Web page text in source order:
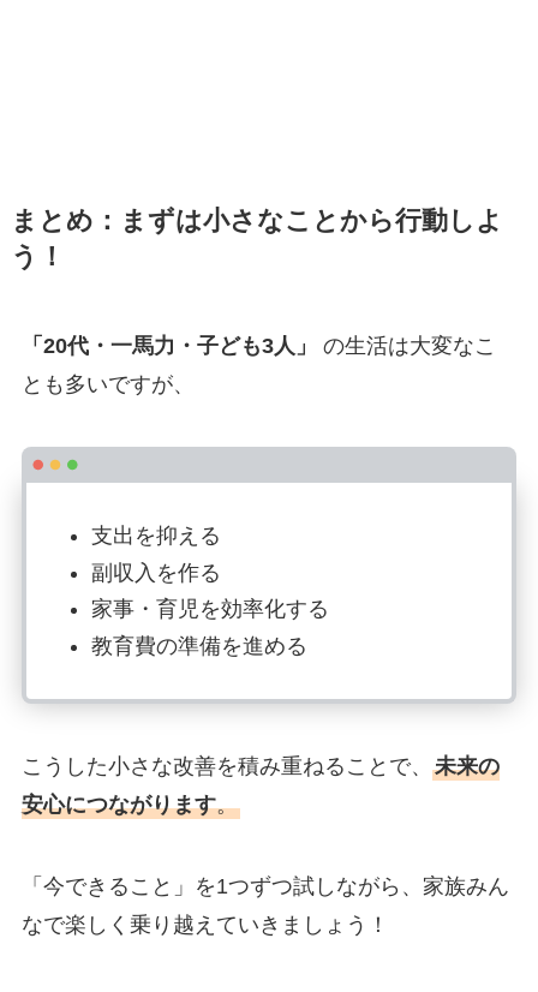
まとめ：まずは小さなことから行動しよ
う！
「20代・一馬力・子ども3人」
の生活は大変なこ
とも多いですが、
支出を抑える
副収入を作る
家事・育児を効率化する
教育費の準備を進める
こうした小さな改善を積み重ねることで、 未来の
安心につながります。
「今できること」を1つずつ試しながら、家族みん
なで楽しく乗り越えていきましょう！